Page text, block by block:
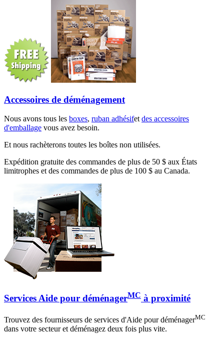
Accessoires de déménagement
Nous avons tous les boxes, ruban adhésifetdes accessoires
d'emballage vous avez besoin.
Et nous rachèterons toutes les boîtes non utilisées.
Expédition gratuite des commandes de plus de 50 $ aux États
limitrophes et des commandes de plus de 100 $ au Canada.
Services Aide pour déménagerMC à proximité
Trouvez des fournisseurs de services d'Aide pour déménagerMC
dans votre secteur et déménagez deux fois plus vite.